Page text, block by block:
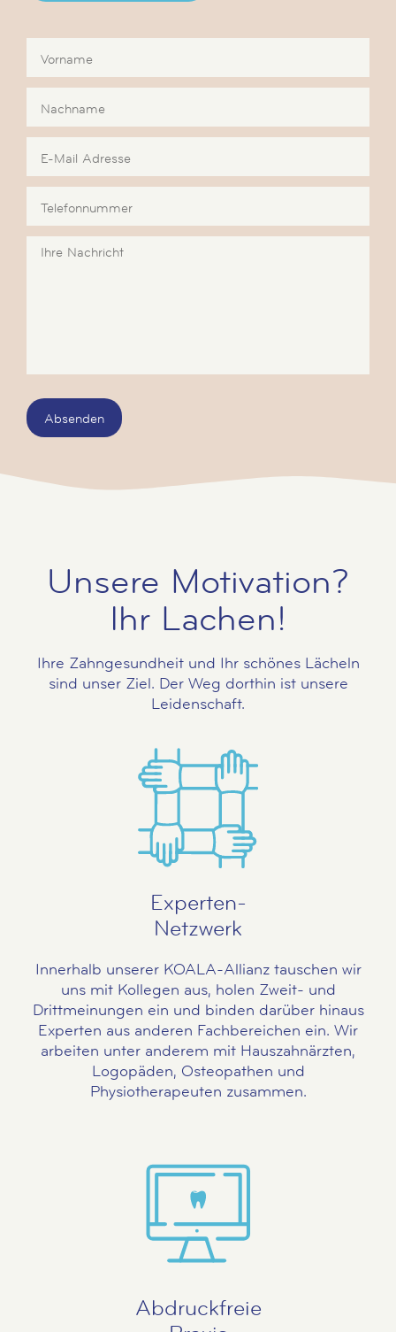
Absenden
Unsere Motivation?
Ihr Lachen!
Ihre Zahngesundheit und Ihr schönes Lächeln
sind unser Ziel. Der Weg dorthin ist unsere
Leidenschaft.
Experten-
Netzwerk
Innerhalb unserer KOALA-Allianz tauschen wir
uns mit Kollegen aus, holen Zweit- und
Drittmeinungen ein und binden darüber hinaus
Experten aus anderen Fachbereichen ein. Wir
arbeiten unter anderem mit Hauszahnärzten,
Logopäden, Osteopathen und
Physiotherapeuten zusammen.
Abdruckfreie